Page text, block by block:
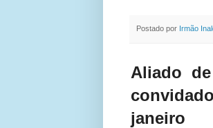
Postado por Irmão
Aliado
janeiro